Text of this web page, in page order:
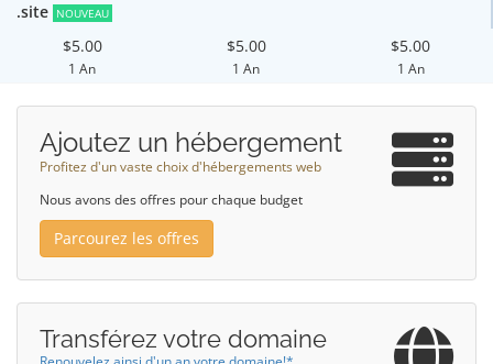
.site NOUVEAU
$5.00
1 An
$5.00
1 An
$5.00
1 An
Ajoutez un hébergement
Profitez d'un vaste choix d'hébergements web
Nous avons des offres pour chaque budget
Parcourez les offres
Transférez votre domaine